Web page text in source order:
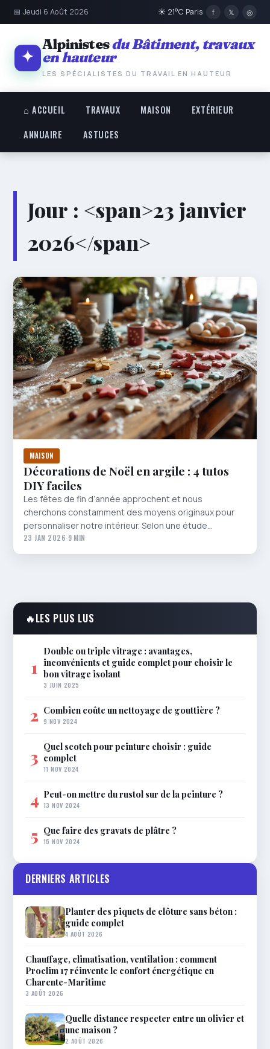
📅 Jeudi 6 Août 2026 ☀ 21°C Paris f 𝕏 ◎
Alpinistesdu Bâtiment, travaux
en hauteur
LES SPÉCIALISTES DU TRAVAIL EN HAUTEUR
⌂ ACCUEIL TRAVAUX MAISON
EXTÉRIEUR
ANNUAIRE
ASTUCES
Jour : <span>23 janvier
2026</span>
MAISON
Décorations de Noël en argile : 4 tutos
DIY faciles
Les fêtes de fin d’année approchent et nous
cherchons constamment des moyens originaux pour
personnaliser notre intérieur. Selon une étude…
23 JAN 2026·9 MIN
🔥LES PLUS LUS
1
Double ou triple vitrage : avantages,
inconvénients et guide complet pour choisir le
bon vitrage isolant
3 JUIN 2025
2 Combien coûte un nettoyage de gouttière ?
9 NOV 2024
3 Quel scotch pour peinture choisir : guide
complet
11 NOV 2024
4 Peut-on mettre du rustol sur de la peinture ?
13 NOV 2024
5 Que faire des gravats de plâtre ?
15 NOV 2024
DERNIERS ARTICLES
Planter des piquets de clôture sans béton :
guide complet
4 AOÛT 2026
Chauffage, climatisation, ventilation : comment
Proclim 17 réinvente le confort énergétique en
Charente-Maritime
3 AOÛT 2026
Quelle distance respecter entre un olivier et
une maison ?
2 AOÛT 2026